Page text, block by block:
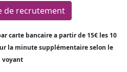
de recrutement
carte bancaire a partir de 15€ les 10
la minute supplémentaire selon le
voyant